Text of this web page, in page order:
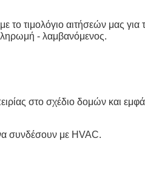
το τιμολόγιο αιτήσεών μας
- λαμβανόμενος.
στο σχέδιο δομών και
συνδέσουν με HVAC.